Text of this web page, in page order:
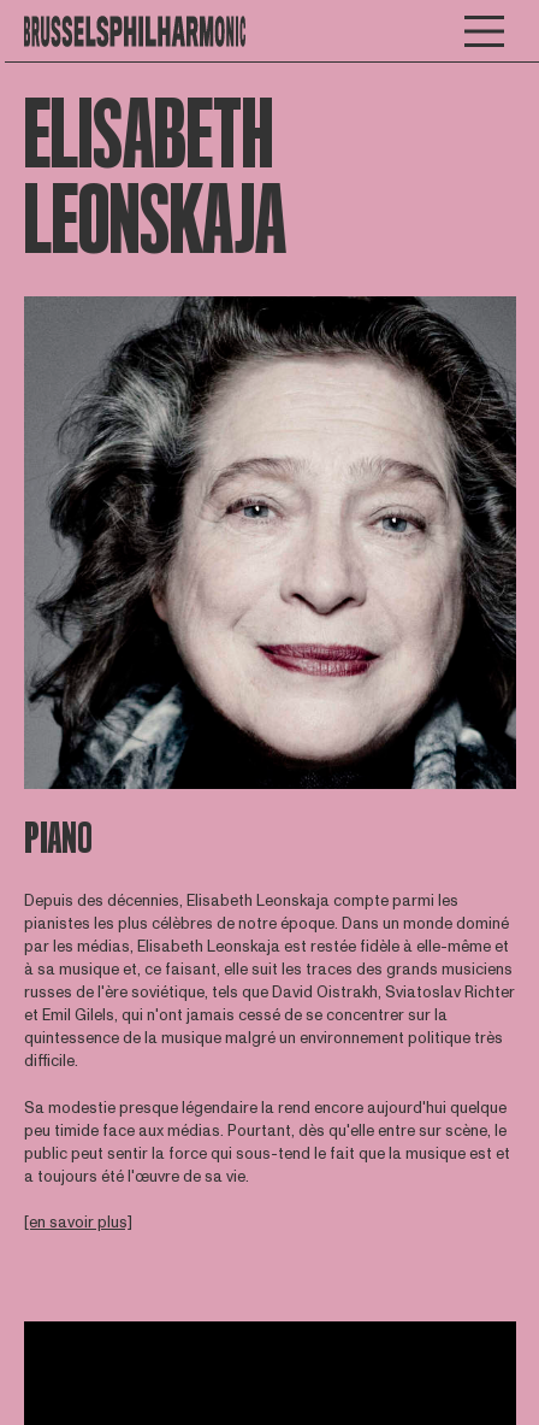
ELISABETH
LEONSKAJA
PIANO
Depuis des décennies, Elisabeth Leonskaja compte parmi les
pianistes les plus célèbres de notre époque. Dans un monde dominé
par les médias, Elisabeth Leonskaja est restée fidèle à elle-même et
à sa musique et, ce faisant, elle suit les traces des grands musiciens
russes de l'ère soviétique, tels que David Oistrakh, Sviatoslav Richter
et Emil Gilels, qui n'ont jamais cessé de se concentrer sur la
quintessence de la musique malgré un environnement politique très
difficile.
Sa modestie presque légendaire la rend encore aujourd'hui quelque
peu timide face aux médias. Pourtant, dès qu'elle entre sur scène, le
public peut sentir la force qui sous-tend le fait que la musique est et
a toujours été l'œuvre de sa vie.
[en savoir plus]